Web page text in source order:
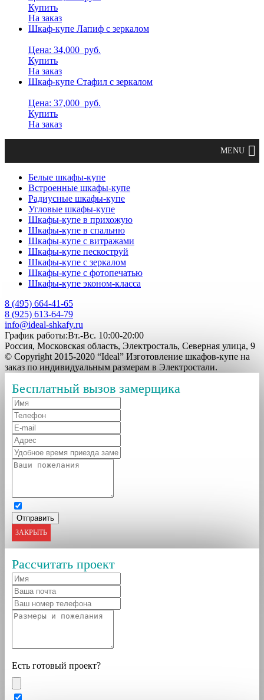
Купить
На заказ
Шкаф-купе Лапиф с зеркалом
Цена: 34,000 руб.
Купить
На заказ
Шкаф-купе Стафил с зеркалом
Цена: 37,000 руб.
Купить
На заказ
Белые шкафы-купе
Встроенные шкафы-купе
Радиусные шкафы-купе
Угловые шкафы-купе
Шкафы-купе в прихожую
Шкафы-купе в спальню
Шкафы-купе с витражами
Шкафы-купе пескоструй
Шкафы-купе с зеркалом
Шкафы-купе с фотопечатью
Шкафы-купе эконом-класса
8 (495) 664-41-65
8 (925) 613-64-79
info@ideal-shkafy.ru
График работы:Вт.-Вс. 10:00-20:00
Россия, Московская область, Электросталь, Северная улица, 9
© Copyright 2015-2020 “Ideal” Изготовление шкафов-купе на
заказ по индивидуальным размерам в Электростали.
Бесплатный вызов замерщика
ЗАКРЫТЬ
Рассчитать проект
Есть готовый проект?